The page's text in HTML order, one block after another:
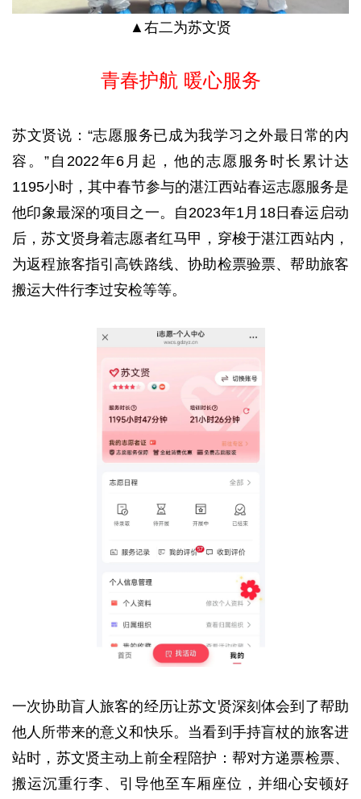
▲右二为苏文贤
青春护航 暖心服务
苏文贤说：“志愿服务已成为我学习之外最日常的内
容。”自2022年6月起，他的志愿服务时长累计达
1195小时，其中春节参与的湛江西站春运志愿服务是
他印象最深的项目之一。自2023年1月18日春运启动
后，苏文贤身着志愿者红马甲，穿梭于湛江西站内，
为返程旅客指引高铁路线、协助检票验票、帮助旅客
搬运大件行李过安检等等。
一次协助盲人旅客的经历让苏文贤深刻体会到了帮助
他人所带来的意义和快乐。当看到手持盲杖的旅客进
站时，苏文贤主动上前全程陪护：帮对方递票检票、
搬运沉重行李、引导他至车厢座位，并细心安顿好